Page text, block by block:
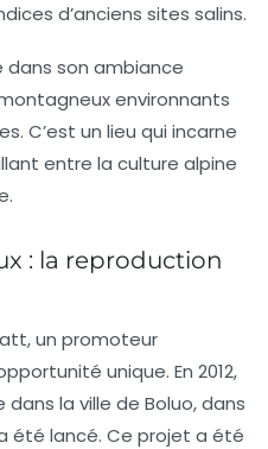
d’anciens sites salins.
dans son ambiance
environnants
C’est un lieu qui incarne
entre la culture alpine
: la reproduction
un promoteur
unique. En 2012,
la ville de Boluo, dans
été lancé. Ce projet a été